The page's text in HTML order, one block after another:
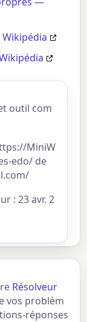
outil com
MiniW
edo/ de
: 23 avr. 2
Résolveur
vos problèm
réponses